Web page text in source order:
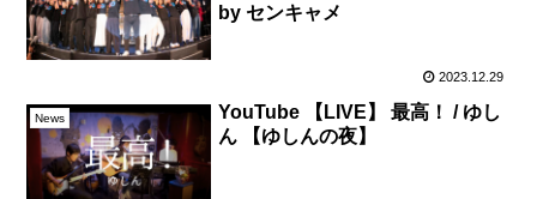
by センキャメ
2023.12.29
News
YouTube 【LIVE】 最高！ / ゆし
ん 【ゆしんの夜】